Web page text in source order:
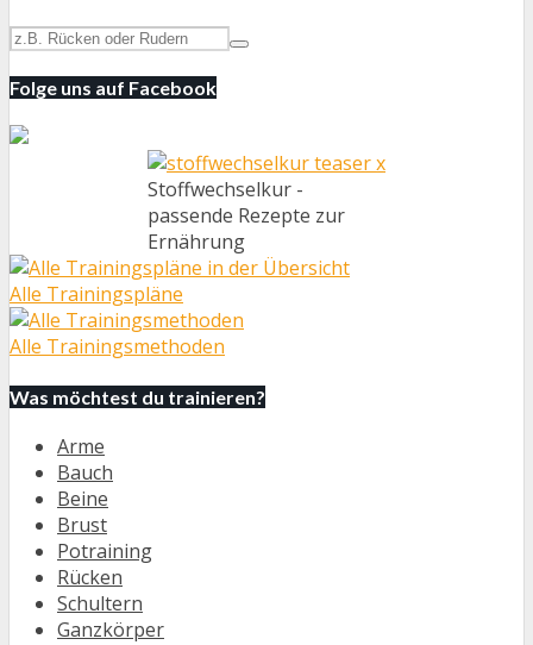
Folge uns auf Facebook
Stoffwechselkur -
passende Rezepte zur
Ernährung
Alle Trainingspläne
Alle Trainingsmethoden
Was möchtest du trainieren?
Arme
Bauch
Beine
Brust
Potraining
Rücken
Schultern
Ganzkörper